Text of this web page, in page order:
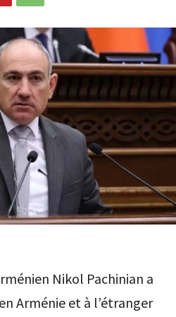
Nikol Pachinian a
Arménie et à l’étranger